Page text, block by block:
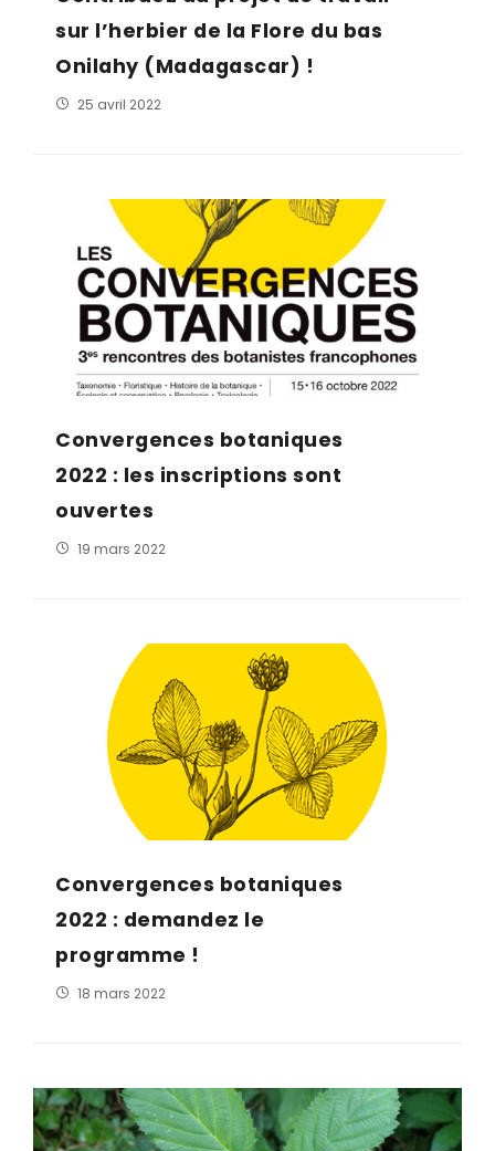
sur l’herbier de la Flore du bas
Onilahy (Madagascar) !
25 avril 2022
Convergences botaniques
2022 : les inscriptions sont
ouvertes
19 mars 2022
Convergences botaniques
2022 : demandez le
programme !
18 mars 2022